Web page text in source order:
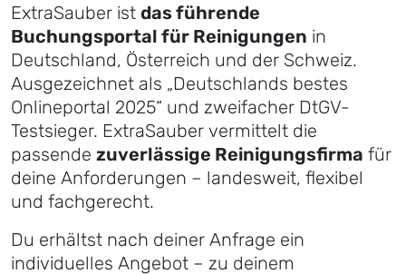
ExtraSauber ist das führende
Buchungsportal für Reinigungen in
Deutschland, Österreich und der Schweiz.
Ausgezeichnet als „Deutschlands bestes
Onlineportal 2025“ und zweifacher DtGV-
Testsieger. ExtraSauber vermittelt die
passende zuverlässige Reinigungsfirma für
deine Anforderungen – landesweit, flexibel
und fachgerecht.
Du erhältst nach deiner Anfrage ein
individuelles Angebot – zu deinem